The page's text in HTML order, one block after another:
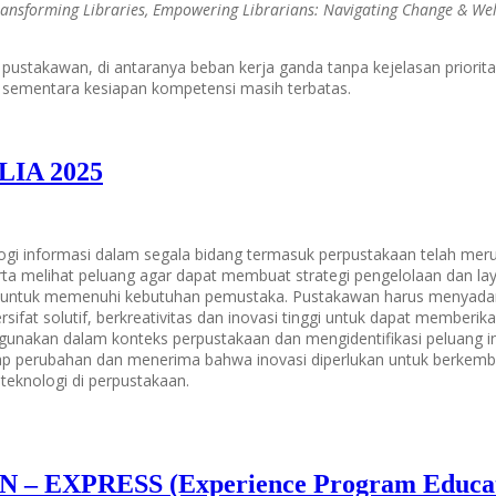
Libraries, Empowering Librarians: Navigating Change &
di antaranya beban kerja ganda tanpa kejelasan
kesiapan kompetensi masih terbatas.
2025
informasi dalam segala bidang termasuk perpustakaan telah
melihat peluang agar dapat membuat strategi pengelolaan dan
memenuhi kebutuhan pemustaka. Pustakawan harus
solutif, berkreativitas dan inovasi tinggi untuk dapat
dalam konteks perpustakaan dan mengidentifikasi peluang
dan menerima bahwa inovasi diperlukan untuk
di perpustakaan.
EXPRESS (Experience Program